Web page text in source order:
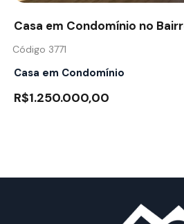
Casa em Condomínio no
Código 3771
Casa em Condomínio
R$1.250.000,00